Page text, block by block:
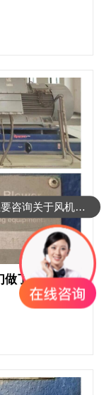
做了7步
我想要咨询关于风机维修保养